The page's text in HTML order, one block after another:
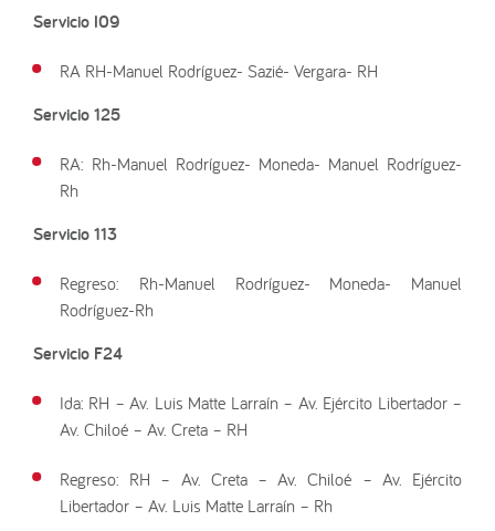
Servicio I09
RA RH-Manuel Rodríguez- Sazié- Vergara- RH
Servicio 125
RA: Rh-Manuel Rodríguez- Moneda- Manuel Rodríguez-
Rh
Servicio 113
Regreso: Rh-Manuel Rodríguez- Moneda- Manuel
Rodríguez-Rh
Servicio F24
Ida: RH – Av. Luis Matte Larraín – Av. Ejército Libertador –
Av. Chiloé – Av. Creta – RH
Regreso: RH – Av. Creta – Av. Chiloé – Av. Ejército
Libertador – Av. Luis Matte Larraín – Rh